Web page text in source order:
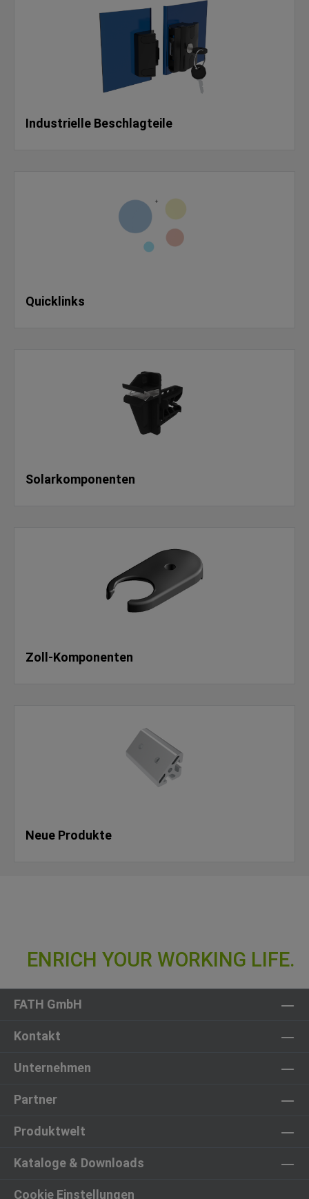
Industrielle Beschlagteile
Quicklinks
Solarkomponenten
Zoll-Komponenten
Neue Produkte
FATH GmbH
Kontakt
Unternehmen
Partner
Produktwelt
Kataloge & Downloads
Cookie Einstellungen